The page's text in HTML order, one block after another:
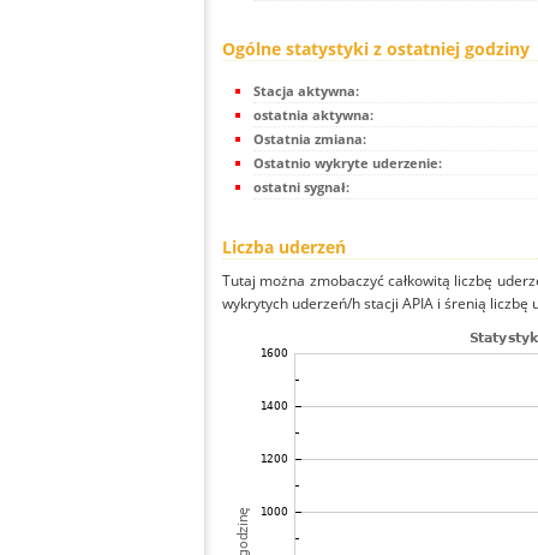
Ogólne statystyki z ostatniej godziny
Stacja aktywna:
ostatnia aktywna:
Ostatnia zmiana:
Ostatnio wykryte uderzenie:
ostatni sygnał:
Liczba uderzeń
Tutaj można zmobaczyć całkowitą liczbę
wykrytych uderzeń/h stacji APIA i śrenią liczbę